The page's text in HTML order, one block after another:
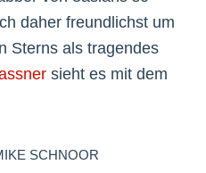
daher freundlichst um
Sterns als tragendes
sieht es mit dem
SCHNOOR